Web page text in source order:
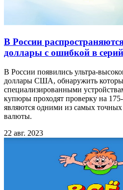
В России
доллары с ошибкой в
В России появились ультра-
доллары США, обнаружить
специализированными
купюры проходят проверку на
являются одними из самых точных
валюты.
22 авг. 2023